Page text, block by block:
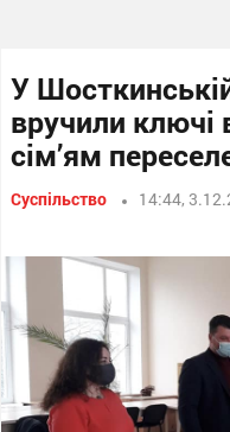
У
вручили ключі
сім’ям
Суспільство 14:44,